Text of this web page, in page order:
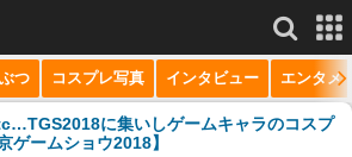
もっと見る
つ コスプレ写真 インタビュー エンタメ
に集いしゲームキャラのコスプ
ゲームショウ2018】